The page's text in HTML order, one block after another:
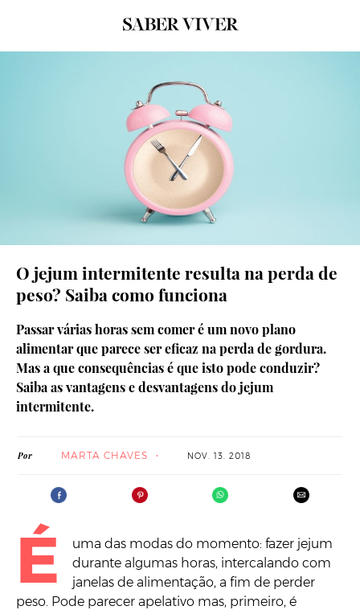
O jejum intermitente resulta na perda de
peso? Saiba como funciona
Passar várias horas sem comer é um novo plano
alimentar que parece ser eficaz na perda de gordura.
Mas a que consequências é que isto pode conduzir?
Saiba as vantagens e desvantagens do jejum
intermitente.
Por MARTA CHAVES NOV. 13. 2018
É
uma das modas do momento: fazer jejum
durante algumas horas, intercalando com
janelas de alimentação, a fim de perder
peso. Pode parecer apelativo mas, primeiro, é